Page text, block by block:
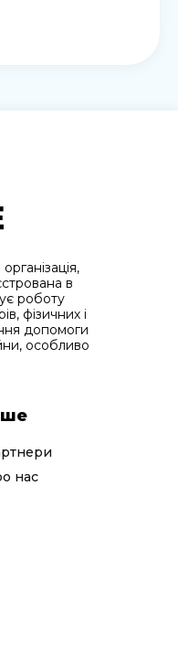
в
роботу
фізичних і
допомоги
особливо
нас